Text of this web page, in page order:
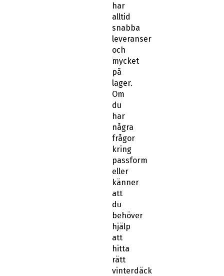
har
alltid
snabba
leveranser
och
mycket
på
lager.
Om
du
har
några
frågor
kring
passform
eller
känner
att
du
behöver
hjälp
att
hitta
rätt
vinterdäck